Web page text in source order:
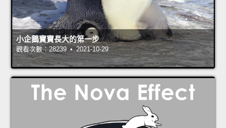
小企鵝寶寶長大的第一步
觀看次數：28239 • 2021-10-29